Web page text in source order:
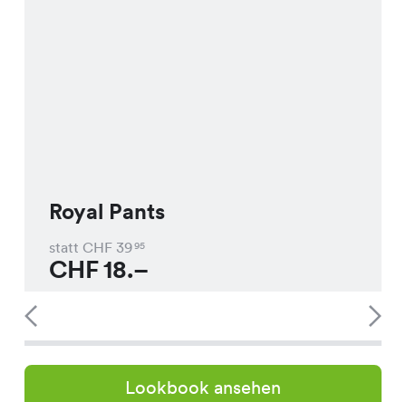
Royal Pants
statt CHF 3995
CHF18.–
Lookbook ansehen